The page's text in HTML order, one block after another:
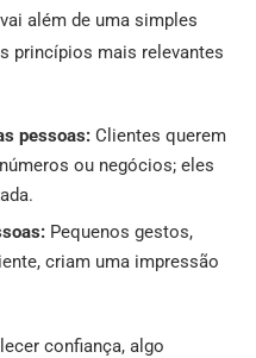
além de uma simples
princípios mais relevantes
pessoas: Clientes querem
ou negócios; eles
Pequenos gestos,
criam uma impressão
confiança, algo